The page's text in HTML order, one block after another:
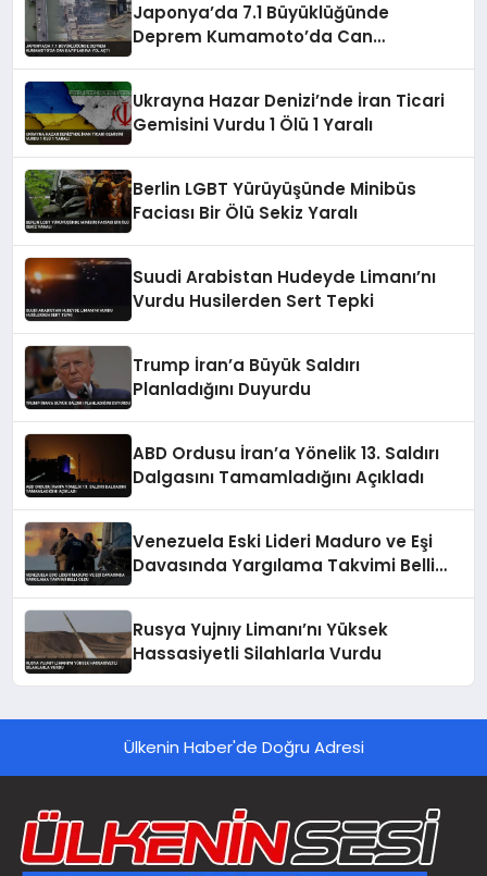
Japonya’da 7.1 Büyüklüğünde
Deprem Kumamoto’da Can
Ukrayna Hazar Denizi’nde İran Ticari
Gemisini Vurdu 1 Ölü 1 Yaralı
Berlin LGBT Yürüyüşünde Minibüs
Faciası Bir Ölü Sekiz Yaralı
Suudi Arabistan Hudeyde Limanı’nı
Vurdu Husilerden Sert Tepki
Trump İran’a Büyük Saldırı
Planladığını Duyurdu
ABD Ordusu İran’a Yönelik 13. Saldırı
Dalgasını Tamamladığını Açıkladı
Venezuela Eski Lideri Maduro ve Eşi
Davasında Yargılama Takvimi Belli
Rusya Yujnıy Limanı’nı Yüksek
Hassasiyetli Silahlarla Vurdu
Ülkenin Haber'de Doğru Adresi